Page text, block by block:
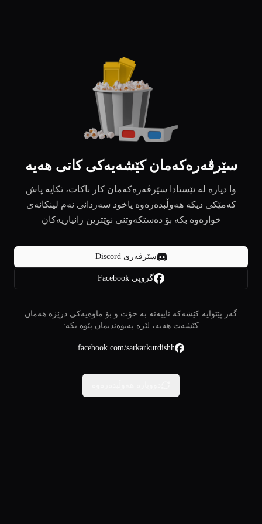
سێرڤەرەکەمان کێشەیەکی کاتی هەیە
وا دیارە لە ئێستادا سێرڤەرەکەمان کار ناکات، تکایە پاش
کەمێکی دیکە هەوڵبدەرەوە یاخود سەردانی ئەم لینکانەی
خوارەوە بکە بۆ دەستکەوتنی نوێترین زانیاریەکان
سێرڤەری Discord
گروپی Facebook
گەر پێتوایە کێشەکە تایبەتە بە خۆت و بۆ ماوەیەکی درێژە هەمان
کێشەت هەیە، لێرە پەیوەندیمان پێوە بکە:
facebook.com/sarkarkurdishh